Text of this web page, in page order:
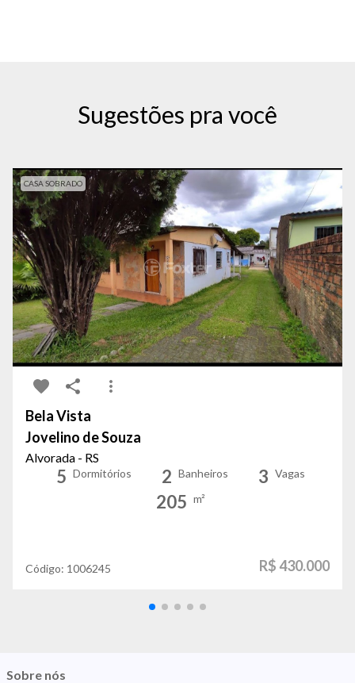
Sugestões pra você
CASA SOBRADO
Bela Vista
Jovelino de Souza
Alvorada - RS
5 Dormitórios 2 Banheiros 3 Vagas
205 m²
Código: 1006245 R$ 430.000
Sobre nós